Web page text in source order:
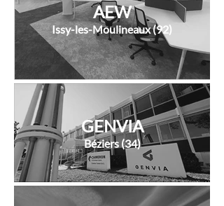
AEW
Issy-les-Moulineaux (92)
GENVIA
Béziers (34)